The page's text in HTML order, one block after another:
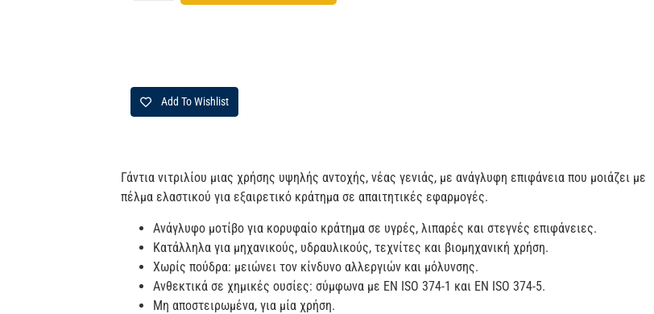
Add To Wishlist
Γάντια νιτριλίου μιας χρήσης υψηλής αντοχής, νέας γενιάς, με ανάγλυφη επιφάνεια που μοιάζει με
πέλμα ελαστικού για εξαιρετικό κράτημα σε απαιτητικές εφαρμογές.
Ανάγλυφο μοτίβο για κορυφαίο κράτημα σε υγρές, λιπαρές και στεγνές επιφάνειες.
Κατάλληλα για μηχανικούς, υδραυλικούς, τεχνίτες και βιομηχανική χρήση.
Χωρίς πούδρα: μειώνει τον κίνδυνο αλλεργιών και μόλυνσης.
Ανθεκτικά σε χημικές ουσίες: σύμφωνα με EN ISO 374-1 και EN ISO 374-5.
Μη αποστειρωμένα, για μία χρήση.